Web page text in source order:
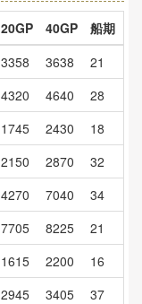
20GP 40GP
船期
3358 3638
21
4320 4640
28
1745 2430
18
2150 2870
32
4270 7040
34
7705 8225
21
1615 2200
16
2945 3405
37